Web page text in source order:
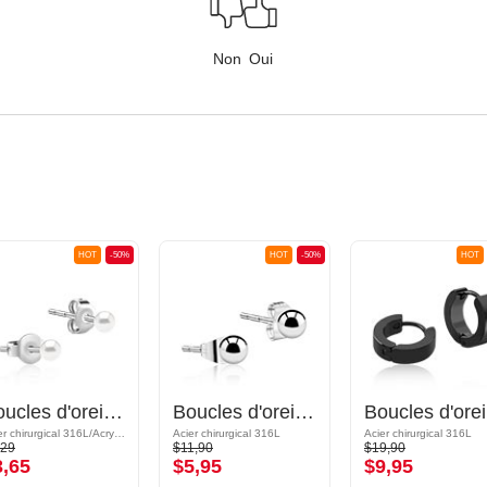
Non Oui
-50%
HOT
Boucles d'oreilles
-50%
HOT
Boucles d'oreilles
Acier chirurgical 316L
$11,90
$5,95
HOT
Acier chirurgical 316L
$19,90
$9,95